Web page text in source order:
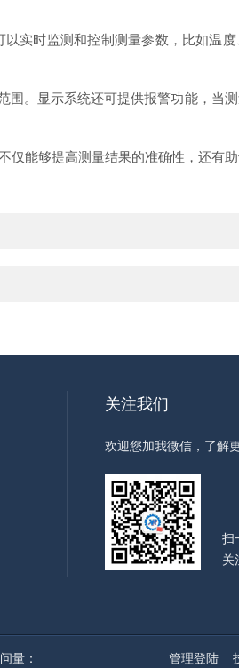
实时监测和控制测量参数，比如温
。显示系统还可提供报警功能，当
能够提高测量结果的准确性，还有
关注我们
欢迎您加我微信，了解
扫
关
量： 管理登陆